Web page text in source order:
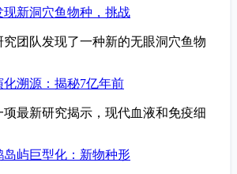
现新洞穴鱼物种，挑战
究团队发现了一种新的无眼洞穴鱼物
化溯源：揭秘7亿年前
项最新研究揭示，现代血液和免疫细
岛屿巨型化：新物种形